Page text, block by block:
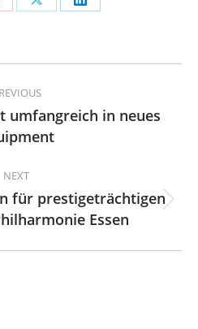
Share
X
Share
LinkedIn
Previous
post:
umfangreich in neues
NEXT
Next
post:
für prestigeträchtigen
Essen